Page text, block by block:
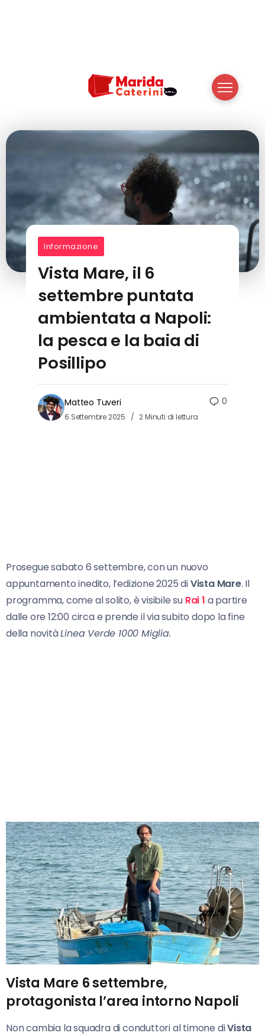
Informazione
Vista Mare, il 6
settembre puntata
ambientata a Napoli:
la pesca e la baia di
Posillipo
Matteo Tuveri
6 Settembre 2025 2 Minuti di lettura
0
Prosegue sabato 6 settembre, con un nuovo
appuntamento inedito, l’edizione 2025 diVista Mare. Il
programma, come al solito, è visibile su Rai1 a partire
dalle ore 12:00 circa e prende il via subito dopo la fine
della novitàLinea Verde 1000 Miglia.
Vista Mare 6 settembre,
protagonista l’area intorno Napoli
Non cambia la squadra di conduttori al timone diVista